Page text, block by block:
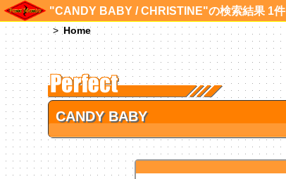
"CANDY BABY / CHRISTINE"の検索結果 1件
Home
CANDY BABY